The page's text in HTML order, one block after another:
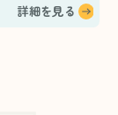
詳細を見る